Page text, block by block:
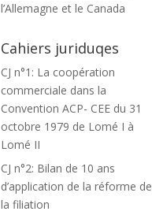
l’Allemagne et le Canada
Cahiers juriduqes
CJ n°1: La coopération
commerciale dans la
Convention ACP- CEE du 31
octobre 1979 de Lomé I à
Lomé II
CJ n°2: Bilan de 10 ans
d’application de la réforme de
la filiation